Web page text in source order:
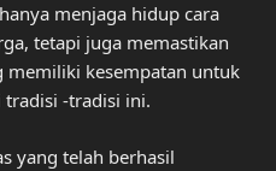
menjaga hidup cara
tetapi juga memastikan
memiliki kesempatan untuk
tradisi -tradisi ini.
yang telah berhasil